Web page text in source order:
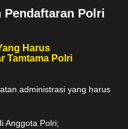
Pendaftaran Polri
Harus
Tamtama Polri
administrasi yang harus
Anggota Polri;